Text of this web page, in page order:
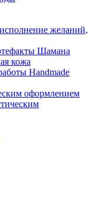
желаний,
Шамана
кожа
Handmade
оформлением